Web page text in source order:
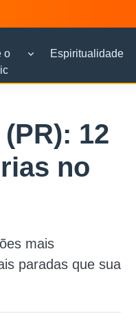
o
Espiritualidade
12
no
mais
paradas que sua